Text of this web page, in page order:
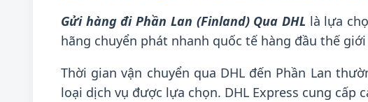
Gửi hàng đi Phần Lan (Finland) Qua DHL là lựa
hãng chuyển phát nhanh quốc tế hàng đầu thế
Thời gian vận chuyển qua DHL đến Phần Lan
loại dịch vụ được lựa chọn. DHL Express cung cấp